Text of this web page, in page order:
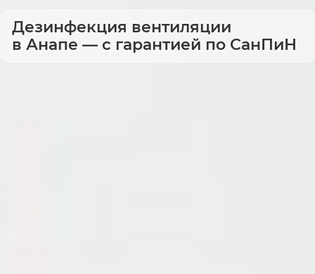
Дезинфекция вентиляции
в Анапе — с гарантией по СанПиН